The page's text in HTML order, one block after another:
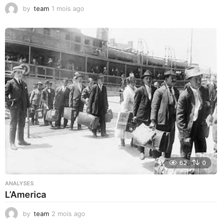
by team 1 mois ago
i
s
a
o
62 0
ANALYSES
L’America
by team 2 mois ago